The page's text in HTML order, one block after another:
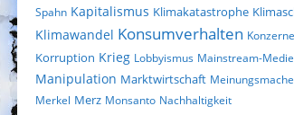
Spahn Kapitalismus Klimakatastrophe
Klimawandel Konsumverhalten Konzerne
Korruption Krieg Lobbyismus Mainstream-
Manipulation Marktwirtschaft Meinungsmache
Merkel Merz Monsanto Nachhaltigkeit